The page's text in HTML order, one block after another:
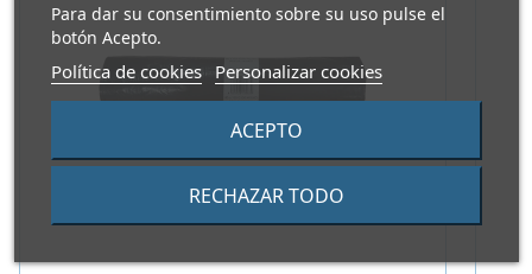
Para dar su consentimiento sobre su uso pulse el
botón Acepto.
Política de cookies Personalizar cookies
RECHAZAR TODO
ACEPTO